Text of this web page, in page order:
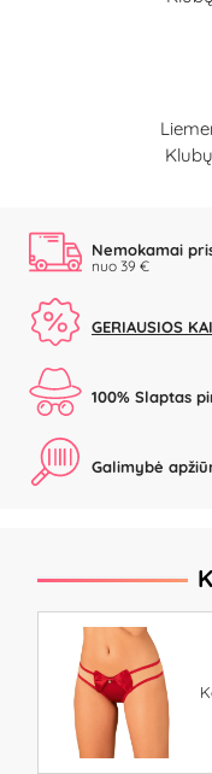
Nemokamai
nuo 39 €
GERIAUSIOS
100% Slaptas
Galimybė